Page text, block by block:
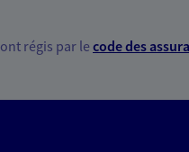
régis par lecode des